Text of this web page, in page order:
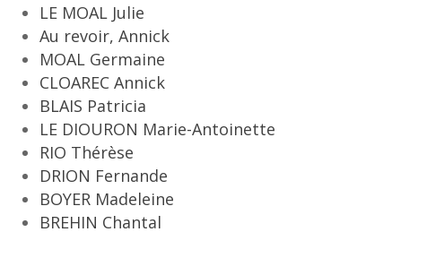
LE MOAL Julie
Au revoir, Annick
MOAL Germaine
CLOAREC Annick
BLAIS Patricia
LE DIOURON Marie-Antoinette
RIO Thérèse
DRION Fernande
BOYER Madeleine
BREHIN Chantal